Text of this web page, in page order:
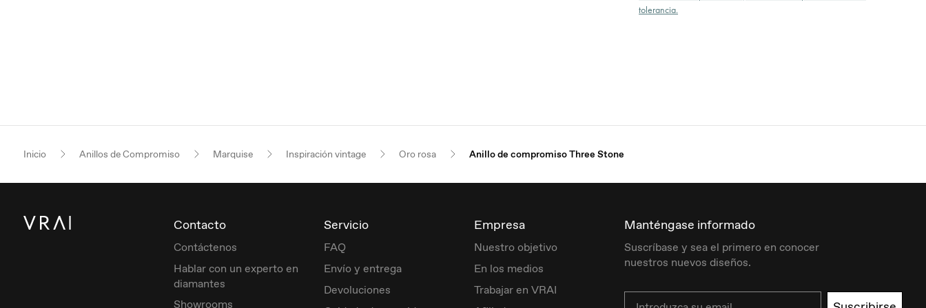
tolerancia.
Inicio Anillos de Compromiso Marquise Inspiración vintage Oro rosa Anillo de compromiso Three Stone
Contacto
Contáctenos
Hablar con un experto en
diamantes
Showrooms
Servicio
FAQ
Envío y entrega
Devoluciones
Empresa
Nuestro objetivo
En los medios
Trabajar en VRAI
Manténgase informado
Suscríbase y sea el primero en conocer
nuestros nuevos diseños.